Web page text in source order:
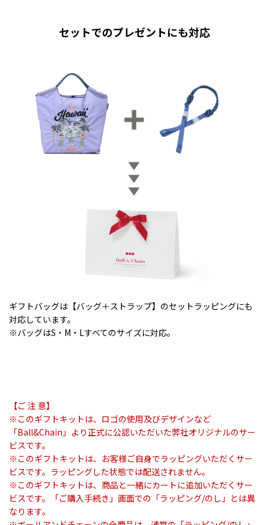
セットでのプレゼントにも対応
ギフトバッグは【バッグ＋ストラップ】のセットラッピングにも
対応しています。
※バッグはS・M・Lすべてのサイズに対応。
【ご 注 意】
※このギフトキットは、ロゴの使用及びデザインなど
「Ball&Chain」より正式に公認いただいた弊社オリジナルのサー
ビスです。
※このギフトキットは、お客様ご自身でラッピングいただくサー
ビスです。ラッピングした状態では配送されません。
※このギフトキットは、商品と一緒にカートに追加いただくサー
ビスです。「ご購入手続き」画面での「ラッピング/のし」とは異
なります。